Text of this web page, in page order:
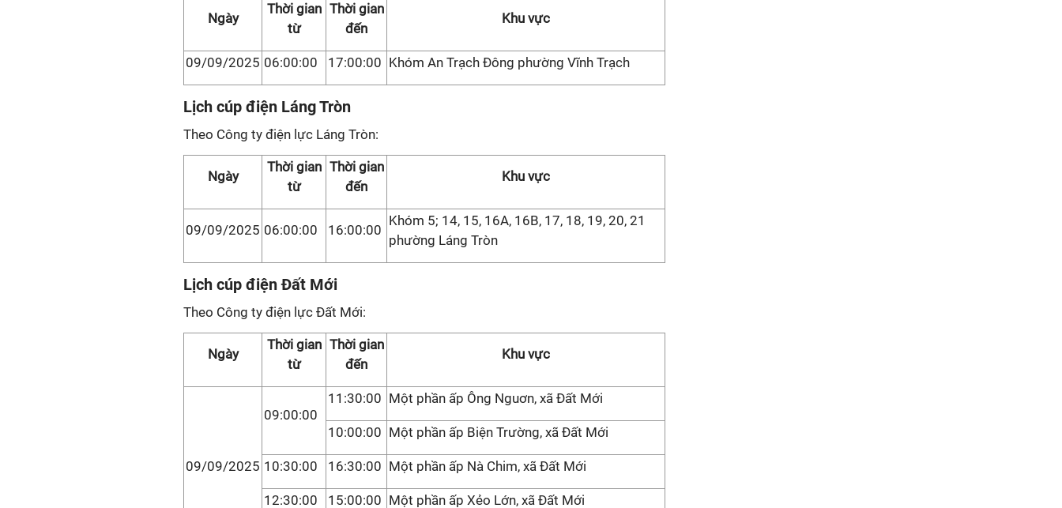
Ngày
Thời gian
từ
Thời gian
đến
Khu vực
09/09/2025 06:00:00 17:00:00 Khóm An Trạch Đông phường Vĩnh Trạch
Lịch cúp điện Láng Tròn
Theo Công ty điện lực Láng Tròn:
Ngày
Thời gian
từ
Thời gian
đến
Khu vực
09/09/2025 06:00:00 16:00:00
Khóm 5; 14, 15, 16A, 16B, 17, 18, 19, 20, 21
phường Láng Tròn
Lịch cúp điện Đất Mới
Theo Công ty điện lực Đất Mới:
Ngày
Thời gian
từ
Thời gian
đến
Khu vực
09/09/2025
09:00:00
11:30:00 Một phần ấp Ông Nguơn, xã Đất Mới
10:00:00 Một phần ấp Biện Trường, xã Đất Mới
10:30:00 16:30:00 Một phần ấp Nà Chim, xã Đất Mới
12:30:00 15:00:00 Một phần ấp Xẻo Lớn, xã Đất Mới